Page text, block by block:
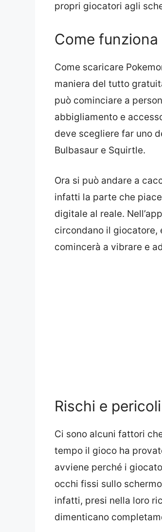
propri giocatori agli
Come
Come scaricare
maniera del tutto
può cominciare a
abbigliamento e
deve scegliere far uno
Bulbasaur e Squirtle.
Ora si può andare a
infatti la parte che
digitale al reale.
circondano il giocatore,
comincerà a vibrare e
Rischi e pericoli
Ci sono alcuni fattori
tempo il gioco ha
avviene perché i
occhi fissi sullo
infatti, presi nella loro
dimenticano